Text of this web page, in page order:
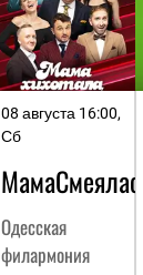
08 августа 16:00,
Сб
Одесская
филармония